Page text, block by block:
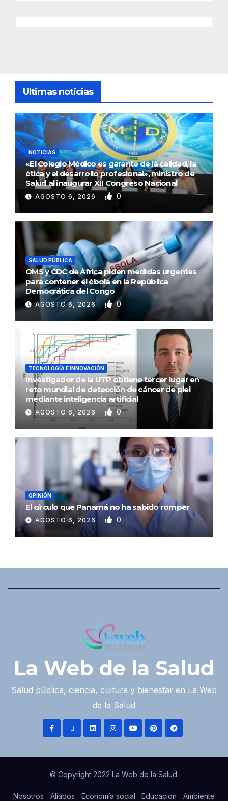
Ultimas noticias
NOTICIAS
«El Colegio Médico es garante de la calidad, la
ética y el desarrollo profesional», ministro de
Salud al inaugurar XII Congreso Nacional
AGOSTO 6, 2026 0
SALUD PÚBLICA
OMS y CDC de África piden medidas urgentes
para contener el ébola en la República
Democrática del Congo
AGOSTO 6, 2026 0
TECNOLOGÍA E INNOVACIÓN
Investigador de la UTP obtiene tercer lugar en
reto mundial de detección de cáncer de piel
mediante inteligencia artificial
AGOSTO 6, 2026 0
OPINIÓN
El círculo que Panamá no ha sabido romper
AGOSTO 6, 2026 0
La Web de la Salud
Salud pública, ciencia, cultura y bienestar en La Web
de la Salud
© Copyright 2022 La Web de la Salud.
Nosotros Aliados Economía social Educacion Ambiente